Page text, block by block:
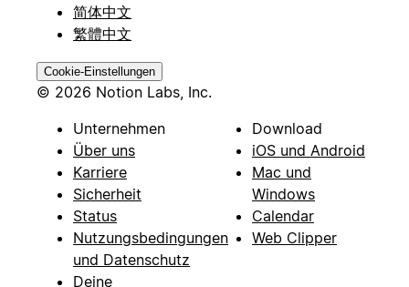
简体中文
繁體中文
Cookie-Einstellungen
© 2026 Notion Labs, Inc.
Unternehmen
Über uns
Karriere
Sicherheit
Status
Nutzungsbedingungen
und Datenschutz
Deine
Download
iOS und Android
Mac und
Windows
Calendar
Web Clipper